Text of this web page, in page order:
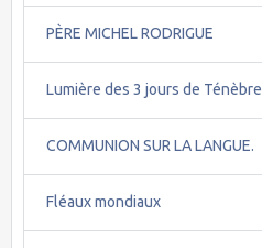
PÈRE MICHEL RODRIGUE
Lumière des 3 jours de Ténèbre
COMMUNION SUR LA LANGUE.
Fléaux mondiaux